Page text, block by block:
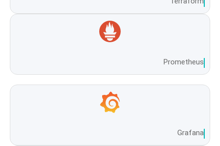
Prometheus
Grafana